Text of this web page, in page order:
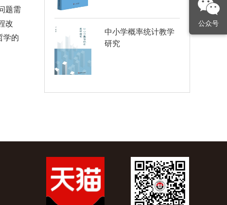
题需
改
学的
中小学概率统计教学
研究
公众号